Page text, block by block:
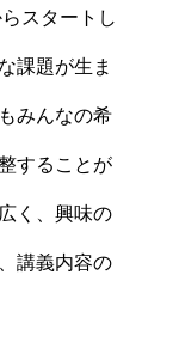
スタートし
課題が生ま
みんなの希
することが
く、興味の
講義内容の